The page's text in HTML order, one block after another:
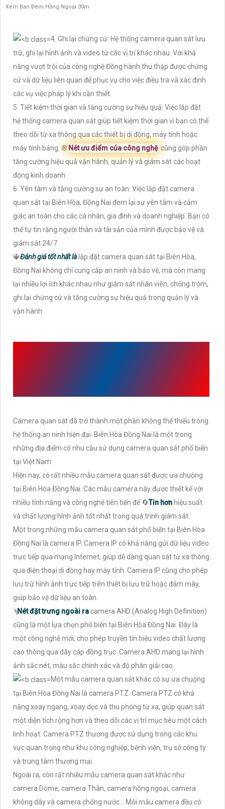
Xem Ban Đêm:Hồng Ngoại 30m
4. Ghi lại chứng cứ: Hệ thống camera quan sát lưu
trữ, ghi lại hình ảnh và video từ các vị trí khác nhau. Với khả
năng vượt trội của công nghệ Đồng hành thu thập được chứng
cứ và dữ liệu liên quan để phục vụ cho việc điều tra và xác định
các vụ việc pháp lý khi cần thiết.
5. Tiết kiệm thời gian và tăng cường sự hiệu quả: Việc lắp đặt
hệ thống camera quan sát giúp tiết kiệm thời gian vì bạn có thể
theo dõi từ xa thông qua các thiết bị di động, máy tính hoặc
máy tính bảng. ®️ Nét ưu điểm của công nghệ cũng góp phần
tăng cường hiệu quả vận hành, quản lý và giám sát các hoạt
động kinh doanh.
6. Yên tâm và tăng cường sự an toàn: Việc lắp đặt camera
quan sát tại Biên Hòa, Đồng Nai đem lại sự yên tâm và cảm
giác an toàn cho các cá nhân, gia đình và doanh nghiệp. Bạn có
thể tự tin rằng người thân và tài sản của mình được bảo vệ và
giám sát 24/7.
🔱Đánh giá tốt nhất là lắp đặt camera quan sát tại Biên Hòa,
Đồng Nai không chỉ cung cấp an ninh và bảo vệ, mà còn mang
lại nhiều lợi ích khác nhau như giám sát nhân viên, chống trộm,
ghi lại chứng cứ và tăng cường sự hiệu quả trong quản lý và
vận hành.
Camera quan sát đã trở thành một phần không thể thiếu trong
hệ thống an ninh hiện đại. Biên Hòa Đồng Nai là một trong
những địa điểm có nhu cầu sử dụng camera quan sát phổ biến
tại Việt Nam.
Hiện nay, có rất nhiều mẫu camera quan sát được ưa chuộng
tại Biên Hòa Đồng Nai. Các mẫu camera này được thiết kế với
nhiều tính năng và công nghệ tiên tiến để 🔄Tin hơn hiệu suất
và chất lượng hình ảnh tốt nhất trong quá trình giám sát.
Một trong những mẫu camera quan sát phổ biến tại Biên Hòa
Đồng Nai là camera IP. Camera IP có khả năng gửi dữ liệu video
trực tiếp qua mạng Internet, giúp dễ dàng quan sát từ xa thông
qua điện thoại di động hay máy tính. Camera IP cũng cho phép
lưu trữ hình ảnh trực tiếp trên thiết bị lưu trữ hoặc đám mây,
giúp bảo vệ dữ liệu an toàn.
ϡNét đặt trưng ngoài racamera AHD (Analog High Definition)
cũng là một lựa chọn phổ biến tại Biên Hòa Đồng Nai. Đây là
một công nghệ mới, cho phép truyền tín hiệu video chất lượng
cao thông qua dây cáp đồng trục. Camera AHD mang lại hình
ảnh sắc nét, màu sắc chính xác và độ phân giải cao.
Một mẫu camera quan sát khác có sự ưa chuộng
tại Biên Hòa Đồng Nai là camera PTZ. Camera PTZ có khả
năng xoay ngang, xoay dọc và thu phóng từ xa, giúp quan sát
một diện tích rộng hơn và theo dõi các vị trí mục tiêu một cách
linh hoạt. Camera PTZ thường được sử dụng trong các khu
vực quan trọng như khu công nghiệp, bệnh viện, trụ sở công ty
và trung tâm thương mại.
Ngoài ra, còn rất nhiều mẫu camera quan sát khác như
camera Dome, camera Thân, camera hồng ngoại, camera
không dây và camera chống nước... Mỗi mẫu camera đều có